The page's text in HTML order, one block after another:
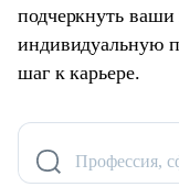
подчеркнуть
индивидуальную
шаг к карьере.
Профессия,